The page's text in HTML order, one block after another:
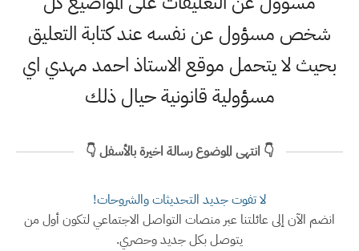
شخص مسؤول عن نفسه عند كتابة التعليق
بحيث لا يتحمل موقع الاستاذ احمد مهدي اي
مسؤولية قانونية حيال ذلك
👇 انتهى الموضوع رسالة اخيرة بالأسفل 👇
لا تفوت جديد التحديثات والشروحات!
انضم الآن إلى عائلتنا عبر منصات التواصل الاجتماعي لتكون أول من
يتوصل بكل جديد وحصري.